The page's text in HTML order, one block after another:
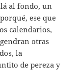
al fondo, un
porqué, ese que
calendarios,
otras
la
de pereza y